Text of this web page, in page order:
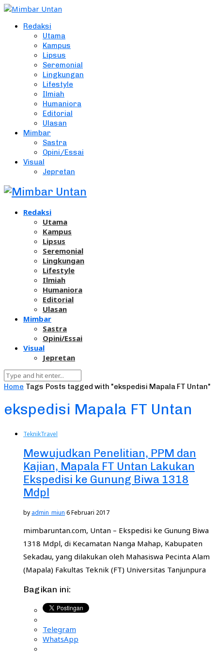
Redaksi
Utama
Kampus
Lipsus
Seremonial
Lingkungan
Lifestyle
Ilmiah
Humaniora
Editorial
Ulasan
Mimbar
Sastra
Opini/Essai
Visual
Jepretan
Redaksi
Utama
Kampus
Lipsus
Seremonial
Lingkungan
Lifestyle
Ilmiah
Humaniora
Editorial
Ulasan
Mimbar
Sastra
Opini/Essai
Visual
Jepretan
Home Tags Posts tagged with "ekspedisi Mapala FT Untan"
ekspedisi Mapala FT Untan
TeknikTravel
Mewujudkan Penelitian, PPM dan
Kajian, Mapala FT Untan Lakukan
Ekspedisi ke Gunung Biwa 1318
Mdpl
by admin_miun 6 Februari 2017
mimbaruntan.com, Untan – Ekspedisi ke Gunung Biwa
1318 Mdpl, di Kecamatan Nanga Mahap, Kabupaten
Sekadau, yang dilakukan oleh Mahasiswa Pecinta Alam
(Mapala) Fakultas Teknik (FT) Universitas Tanjunpura
Bagikan ini:
Telegram
WhatsApp